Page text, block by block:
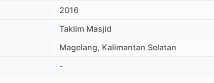
2016
Taklim Masjid
Magelang, Kalimantan Selatan
-